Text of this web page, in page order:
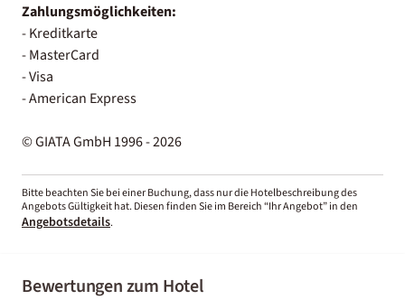
Zahlungsmöglichkeiten:
- Kreditkarte
- MasterCard
- Visa
- American Express
© GIATA GmbH 1996 - 2026
Bitte beachten Sie bei einer Buchung, dass nur die Hotelbeschreibung des
Angebots Gültigkeit hat. Diesen finden Sie im Bereich “Ihr Angebot” in den
Angebotsdetails.
Bewertungen zum Hotel